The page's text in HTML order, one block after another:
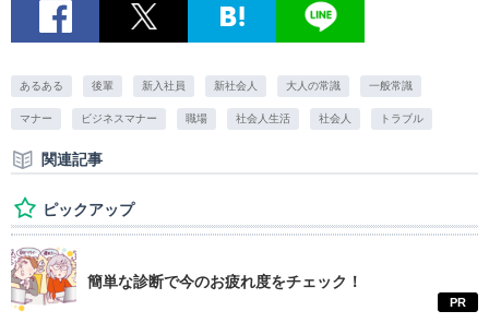
あるある 後輩 新入社員 新社会人 大人の常識 一般常識
マナー ビジネスマナー 職場 社会人生活 社会人 トラブル
関連記事
ピックアップ
簡単な診断で今のお疲れ度をチェック！
PR